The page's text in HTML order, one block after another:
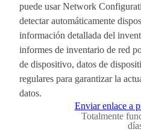
puede usar Network
detectar automáticamente
información detallada del
informes de inventario de red
de dispositivo, datos de
regulares para garantizar la
datos.
Enviar enlace a
Totalmente